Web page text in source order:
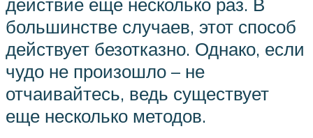
большинстве случаев, этот способ
действует безотказно. Однако, если
чудо не произошло – не
отчаивайтесь, ведь существует
еще несколько методов.